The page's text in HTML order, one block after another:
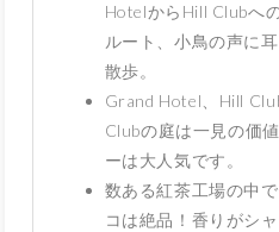
HotelからHill Clubへ
ルート、小鳥の声に
散歩。
Grand Hotel、Hill
Clubの庭は一見の価
ーは大人気です。
数ある紅茶工場の中
コは絶品！香りがシ